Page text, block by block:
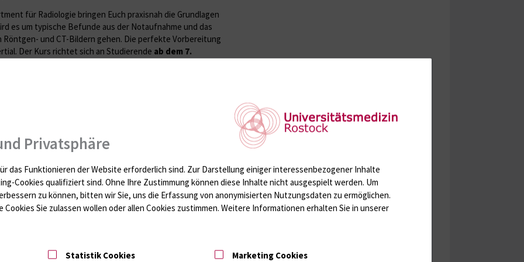
für Radiologie bringen Euch praxisnah die Grundlagen
es um typische Befunde aus der Notaufnahme und das
und CT-Bildern gehen. Die perfekte Vorbereitung
Der Kurs richtet sich an Studierende ab dem 7.
behandelt mit den Schwerpunkten: "Internistische
und "Akuten Abdomen".
der Kurs hier stattfindet werdet ihr am Haupteingang (beim
Tutor*in zum Kurs
die bleiben
öffnen. Von Wissenschaft bis Storytelling. In diesem
Lehrstab im Tonister, die eigene Ausstrahlung und die
Privatsphäre
das Funktionieren der Website erforderlich sind. Zur Darstellung einiger interessenbezogener Inhalte
Cookies qualifiziert sind. Ohne Ihre Zustimmung können diese Inhalte nicht ausgespielt werden. Um
zu können, bitten wir Sie, uns die Erfassung von anonymisierten Nutzungsdaten zu ermöglichen.
Cookies Sie zulassen wollen oder allen Cookies zustimmen. Weitere Informationen erhalten Sie in unserer
Statistik Cookies Marketing Cookies